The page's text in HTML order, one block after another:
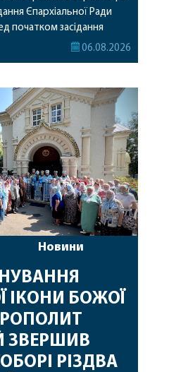
Єпархіальної Ради
початком засідання
від імені членів Ради
здоров’я, Божої
радості та
у подальшому
[…]
06.08.2026
Новини
ІКОНИ БОЖОЇ
ЗВЕРШИВ
РІЗДВА